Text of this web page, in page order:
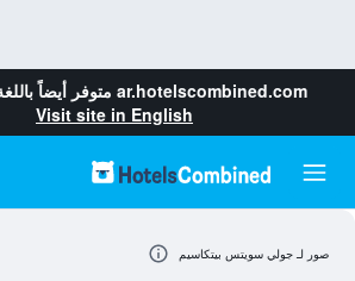
ar.hotelscombined.com متوفر أيضاً
Visit site in English
صور لـ جولي سويتس بيتكاسيم